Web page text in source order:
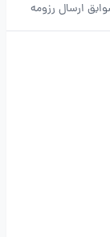
ارسال رزومه